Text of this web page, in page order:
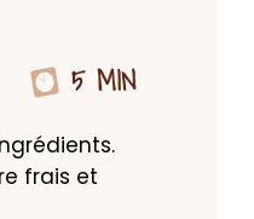
5 MIN
frais et